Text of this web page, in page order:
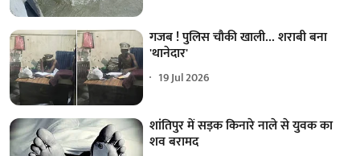
गजब ! पुलिस चौकी खाली... शराबी बना
'थानेदार'
19 Jul 2026
शांतिपुर में सड़क किनारे नाले से युवक का
शव बरामद